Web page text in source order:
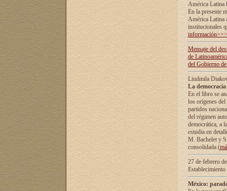
América Latina
En la presente
América Latina
institucionales
información>>>
Mensaje del
de
del Gobierno
Liudmila
La
En el libro se
los orígenes
partidos
del régimen
democrática, а
estudia en
М. Bachelet у
consolidada (
27 de febrero
México: